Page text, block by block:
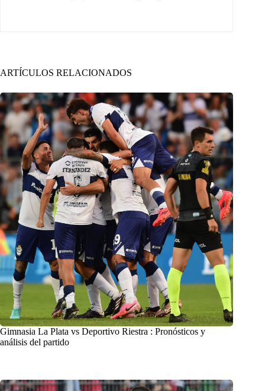
ARTÍCULOS RELACIONADOS
Gimnasia La Plata vs Deportivo Riestra : Pronósticos y
análisis del partido